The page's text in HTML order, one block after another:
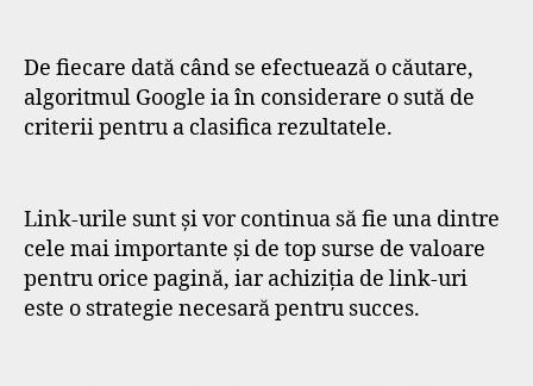
De fiecare dată când se efectuează o căutare,
algoritmul Google ia în considerare o sută de
criterii pentru a clasifica rezultatele.
Link-urile sunt și vor continua să fie una dintre
cele mai importante și de top surse de valoare
pentru orice pagină, iar achiziția de link-uri
este o strategie necesară pentru succes.